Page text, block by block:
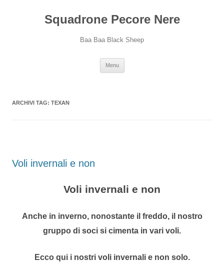
Squadrone Pecore Nere
Baa Baa Black Sheep
Menu
ARCHIVI TAG: TEXAN
Voli invernali e non
Voli invernali e non
Anche in inverno, nonostante il freddo, il nostro
gruppo di soci si cimenta in vari voli.
Ecco qui i nostri voli invernali e non solo.